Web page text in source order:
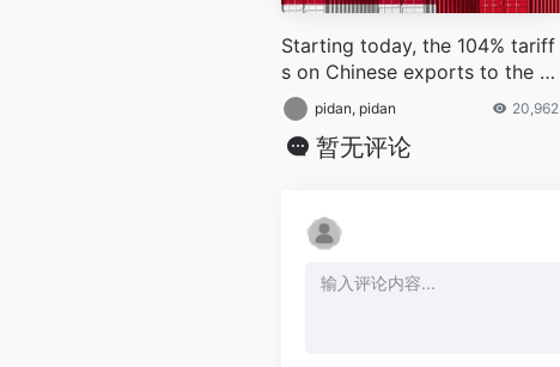
Starting today, the 104% tariff
s on Chinese exports to the U.
S. take effect
pidan, pidan 20,962
暂无评论